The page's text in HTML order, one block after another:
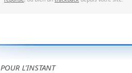
L'INSTANT